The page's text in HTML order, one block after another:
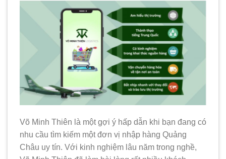
Võ Minh Thiên là một gợi ý hấp dẫn khi bạn đang có
nhu cầu tìm kiếm một đơn vị nhập hàng Quảng
Châu uy tín. Với kinh nghiệm lâu năm trong nghề,